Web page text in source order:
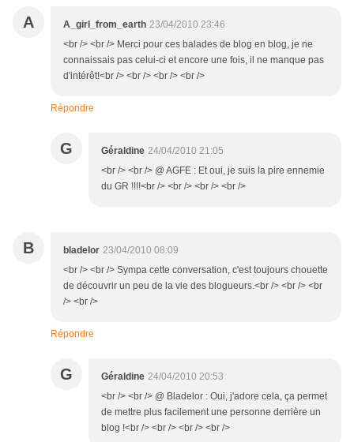
A A_girl_from_earth 23/04/2010 23:46
<br /> <br /> Merci pour ces balades de blog en blog, je ne
connaissais pas celui-ci et encore une fois, il ne manque pas
d'intérêt!<br /> <br /> <br /> <br />
Répondre
G Géraldine 24/04/2010 21:05
<br /> <br /> @ AGFE : Et oui, je suis la pire ennemie
du GR !!!!<br /> <br /> <br /> <br />
B bladelor 23/04/2010 08:09
<br /> <br /> Sympa cette conversation, c'est toujours chouette
de découvrir un peu de la vie des blogueurs.<br /> <br /> <br
/> <br />
Répondre
G Géraldine 24/04/2010 20:53
<br /> <br /> @ Bladelor : Oui, j'adore cela, ça permet
de mettre plus facilement une personne derrière un
blog !<br /> <br /> <br /> <br />